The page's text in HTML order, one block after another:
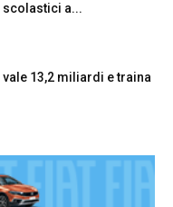
a...
vale 13,2 miliardi e traina